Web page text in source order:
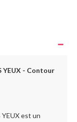
YEUX - Contour
est un